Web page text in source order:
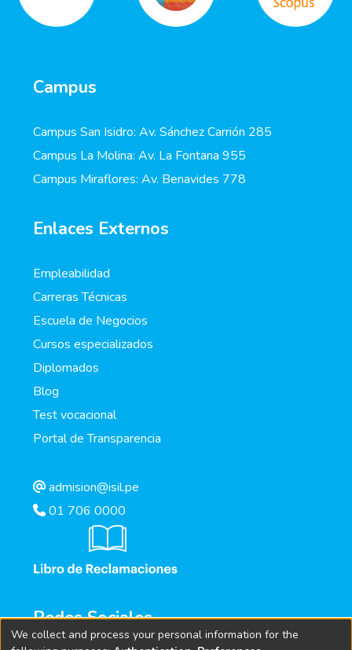
Campus
Campus San Isidro: Av. Sánchez Carrión 285
Campus La Molina: Av. La Fontana 955
Campus Miraflores: Av. Benavides 778
Enlaces Externos
Empleabilidad
Carreras Técnicas
Escuela de Negocios
Cursos especializados
Diplomados
Blog
Test vocacional
Portal de Transparencia
admision@isil.pe
01 706 0000
Redes Sociales
We collect and process your personal information for the